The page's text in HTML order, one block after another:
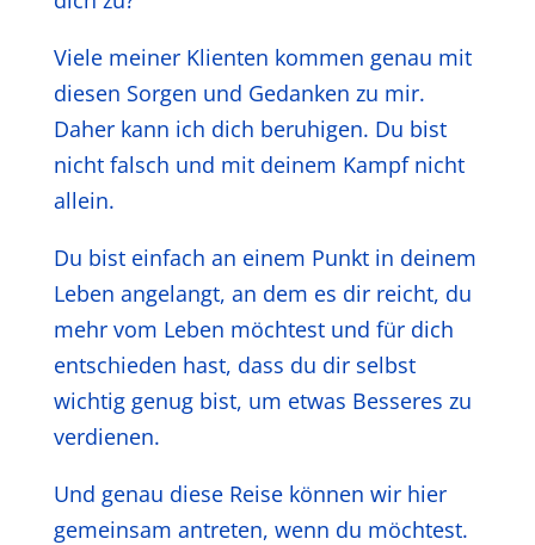
Viele meiner Klienten kommen genau mit
diesen Sorgen und Gedanken zu mir.
Daher kann ich dich beruhigen. Du bist
nicht falsch und mit deinem Kampf nicht
allein.
Du bist einfach an einem Punkt in deinem
Leben angelangt, an dem es dir reicht, du
mehr vom Leben möchtest und für dich
entschieden hast, dass du dir selbst
wichtig genug bist, um etwas Besseres zu
verdienen.
Und genau diese Reise können wir hier
gemeinsam antreten, wenn du möchtest.